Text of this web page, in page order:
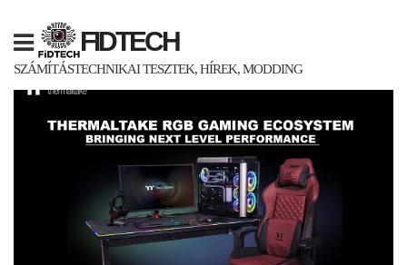
content
FIDTECH
SZÁMÍTÁSTECHNIKAI TESZTEK, HÍREK, MODDING